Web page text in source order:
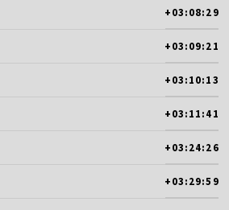
+03:08:29
+03:09:21
+03:10:13
+03:11:41
+03:24:26
+03:29:59